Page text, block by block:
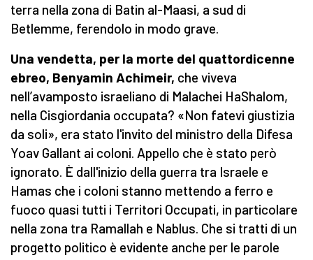
terra nella zona di Batin al-Maasi, a sud di
Betlemme, ferendolo in modo grave.
Una vendetta, per la morte del quattordicenne
ebreo, Benyamin Achimeir, che viveva
nell’avamposto israeliano di Malachei HaShalom,
nella Cisgiordania occupata? «Non fatevi giustizia
da soli», era stato l'invito del ministro della Difesa
Yoav Gallant ai coloni. Appello che è stato però
ignorato. È dall'inizio della guerra tra Israele e
Hamas che i coloni stanno mettendo a ferro e
fuoco quasi tutti i Territori Occupati, in particolare
nella zona tra Ramallah e Nablus. Che si tratti di un
progetto politico è evidente anche per le parole